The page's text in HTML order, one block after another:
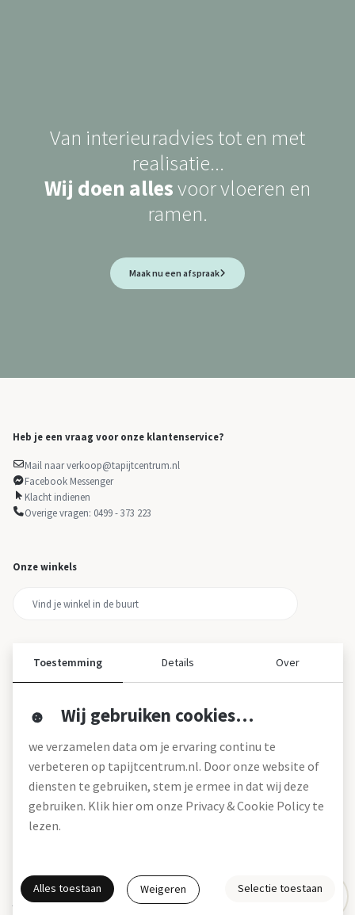
Van interieuradvies tot en met
realisatie...
Wij doen allesvoor vloeren en
ramen.
Maak nu een afspraak
Heb je een vraag voor onze klantenservice?
Mail naar verkoop@tapijtcentrum.nl
Facebook Messenger
Klacht indienen
Overige vragen: 0499 - 373 223
Onze winkels
Over tapijtcentrum
Werken bij
Montageservice
Blog
Actie- en betalingsvoorwaarden * Disclaimer
Gratis interieuradvies
Toestemming Details Over
Wij gebruiken cookies…
we verzamelen data om je ervaring continu te
verbeteren op tapijtcentrum.nl. Door onze website of
diensten te gebruiken, stem je ermee in dat wij deze
gebruiken. Klik hier om onze Privacy & Cookie Policy te
lezen.
Alles toestaan Weigeren Selectie toestaan